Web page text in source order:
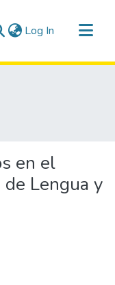
Log In (current)
en el
Lengua y